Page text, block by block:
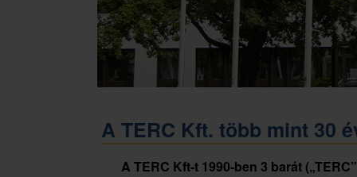
A TERC Kft. több mint 30
A TERC Kft-t 1990-ben 3 barát